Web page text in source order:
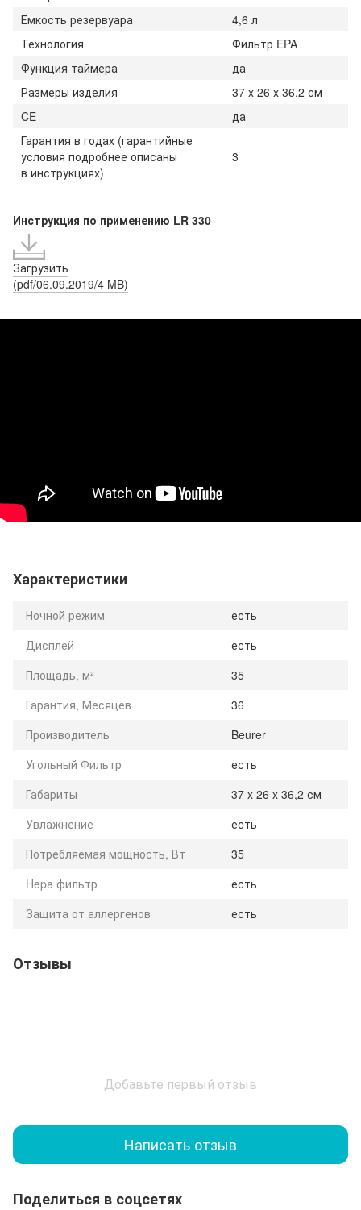
Емкость резервуара
4,6 л
Технология
Фильтр EPA
Функция таймера
да
Размеры изделия
37 x 26 x 36,2 см
CE
да
Гарантия в годах (гарантийные
условия подробнее описаны
в инструкциях)
3
Инструкция по применению LR 330
Загрузить
(pdf/06.09.2019/4 MB)
Характеристики
Ночной режим
есть
Дисплей
есть
Площадь, м²
35
Гарантия, Месяцев
36
Производитель
Beurer
Угольный Фильтр
есть
Габариты
37 x 26 x 36,2 см
Увлажнение
есть
Потребляемая мощность, Вт
35
Hepа фильтр
есть
Защита от аллергенов
есть
Отзывы
Добавьте первый отзыв
Написать отзыв
Поделиться в соцсетях